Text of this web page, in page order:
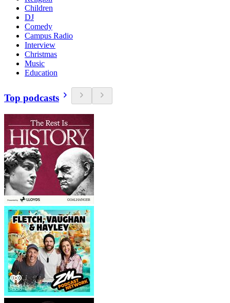
Children
DJ
Comedy
Campus Radio
Interview
Christmas
Music
Education
Top podcasts